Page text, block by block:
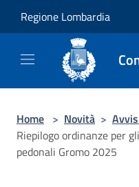
Regione Lombardia
Home > Novità >
Riepilogo ordinanze per
pedonali Gromo 2025